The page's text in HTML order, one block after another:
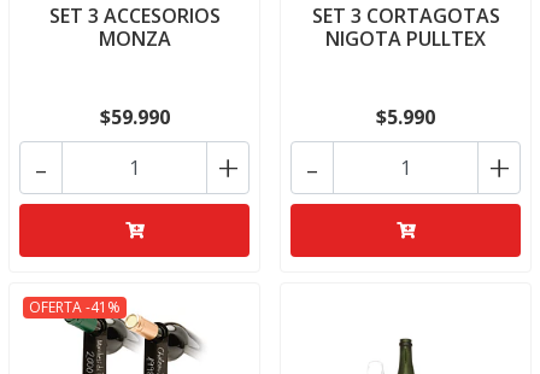
SET 3 ACCESORIOS
MONZA
$59.990
+
-
SET 3 CORTAGOTAS
NIGOTA PULLTEX
$5.990
+
-
OFERTA -41%